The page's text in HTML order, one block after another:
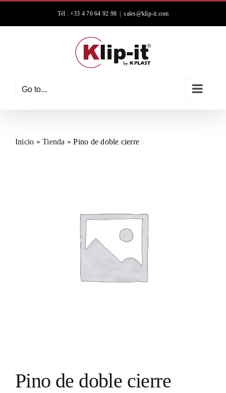
Tél : +33 4 76 64 92 98 sales@klip-it.com
Go to...
Inicio »Tienda »Pino de doble cierre
Pino de doble cierre